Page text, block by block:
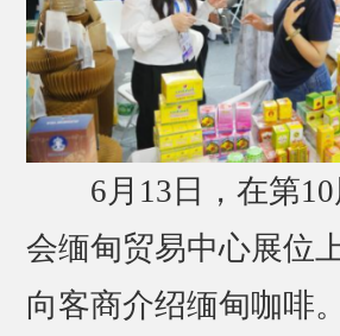
6月13日，在第
会缅甸贸易中心展位
向客商介绍缅甸咖